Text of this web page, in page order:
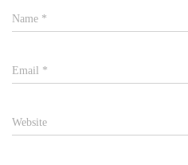
Name *
Email *
Website